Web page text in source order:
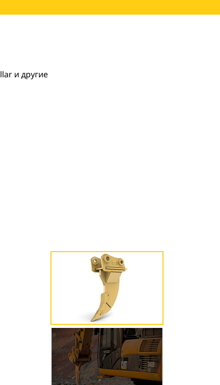
и другие